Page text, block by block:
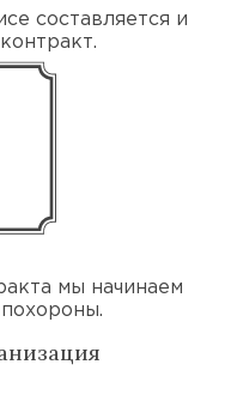
составляется и
мы начинаем